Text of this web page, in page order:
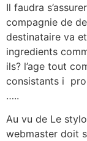
Il faudra
compagnie de
destinataire va
ingredients
ils? l’age tout
consistants i
…..
Au vu de Le
webmaster doit